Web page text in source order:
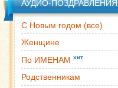
АУДИО-ПОЗДРАВЛЕНИЯ
С Новым годом (все)
Женщине
По ИМЕНАМ хит
Родственникам